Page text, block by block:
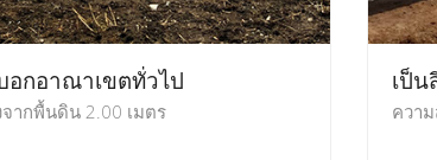
อกอาณาเขตทั่วไป
ากพื้นดิน 2.00 เมตร
เป็
ควา